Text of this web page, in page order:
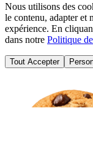
Nous utilisons des
le contenu, adapter et
expérience. En
dans notre Politique
Tout Accepter